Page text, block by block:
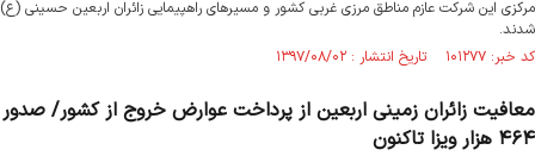
مرکزی این شرکت عازم مناطق مرزی غربی کشور و مسیرهای راهپیمایی زائران اربعین حسینی (ع)
شدند.
کد خبر: ۱۰۱۲۷۷ تاریخ انتشار : ۱۳۹۷/۰۸/۰۲
معافیت زائران زمینی اربعین از پرداخت عوارض خروج از کشور/ صدور
۴۶۴ هزار ویزا تاکنون